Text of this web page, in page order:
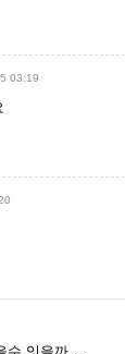
03:19